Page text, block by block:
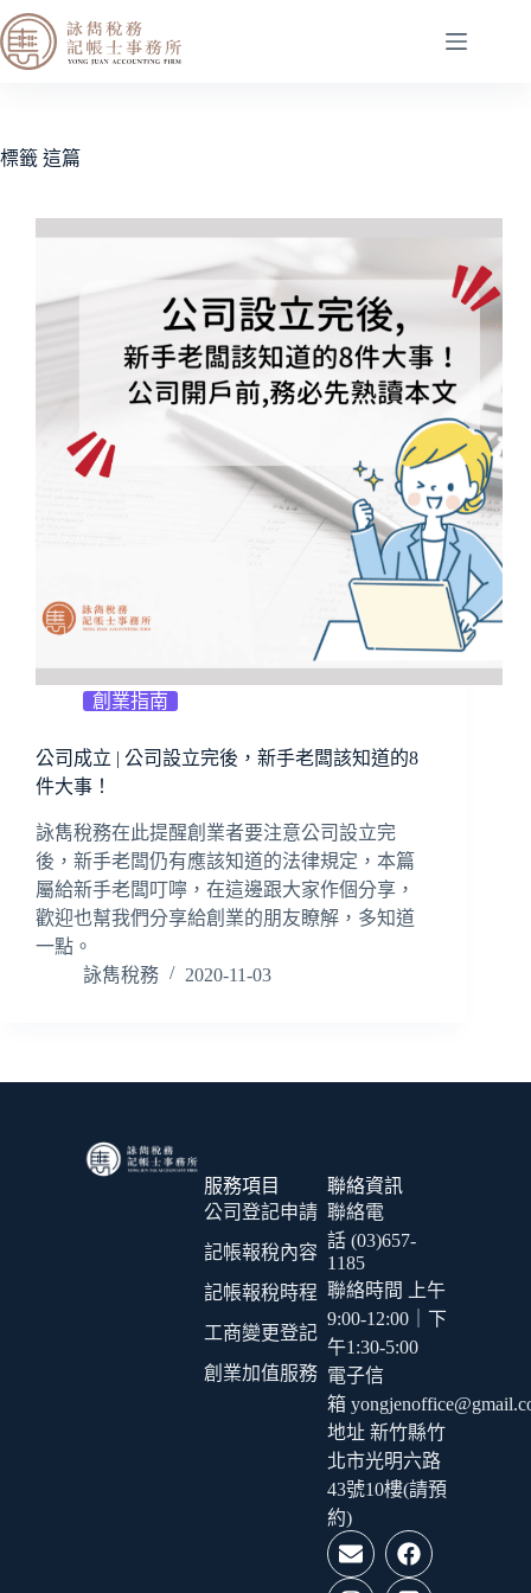
標籤 這篇
創業指南
公司成立 | 公司設立完後，新手老闆該知道的8
件大事！
詠雋稅務在此提醒創業者要注意公司設立完
後，新手老闆仍有應該知道的法律規定，本篇
屬給新手老闆叮嚀，在這邊跟大家作個分享，
歡迎也幫我們分享給創業的朋友瞭解，多知道
一點。
詠雋稅務
2020-11-03
服務項目
公司登記申請
記帳報稅內容
記帳報稅時程
工商變更登記
創業加值服務
聯絡資訊
聯絡電
話 (03)657-
1185
聯絡時間 上午
9:00-12:00｜下
午1:30-5:00
電子信
箱
地址 新竹縣竹
北市光明六路
43號10樓(請預
約)